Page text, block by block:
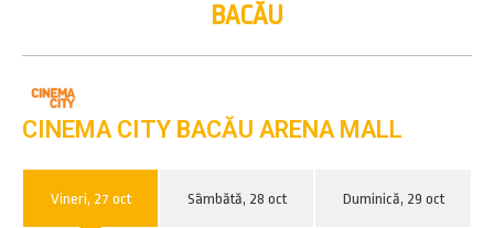
BACĂU
CINEMA CITY BACĂU ARENA MALL
Vineri, 27 oct Sâmbătă, 28 oct Duminică, 29 oct